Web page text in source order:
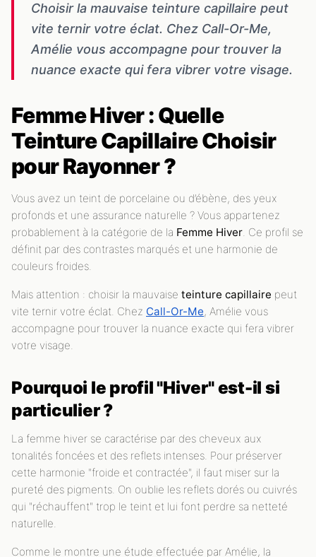
Choisir la mauvaise teinture capillaire peut
vite ternir votre éclat. Chez Call-Or-Me,
Amélie vous accompagne pour trouver la
nuance exacte qui fera vibrer votre visage.
Femme Hiver : Quelle
Teinture Capillaire Choisir
pour Rayonner ?
Vous avez un teint de porcelaine ou d’ébène, des yeux
profonds et une assurance naturelle ? Vous appartenez
probablement à la catégorie de la Femme Hiver. Ce profil se
définit par des contrastes marqués et une harmonie de
couleurs froides.
Mais attention : choisir la mauvaise teinture capillaire peut
vite ternir votre éclat. Chez Call-Or-Me, Amélie vous
accompagne pour trouver la nuance exacte qui fera vibrer
votre visage.
Pourquoi le profil "Hiver" est-il si
particulier ?
La femme hiver se caractérise par des cheveux aux
tonalités foncées et des reflets intenses. Pour préserver
cette harmonie "froide et contractée", il faut miser sur la
pureté des pigments. On oublie les reflets dorés ou cuivrés
qui "réchauffent" trop le teint et lui font perdre sa netteté
naturelle.
Comme le montre une étude effectuée par Amélie, la